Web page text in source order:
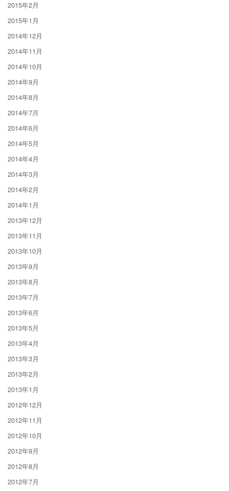
2015年2月
2015年1月
2014年12月
2014年11月
2014年10月
2014年9月
2014年8月
2014年7月
2014年6月
2014年5月
2014年4月
2014年3月
2014年2月
2014年1月
2013年12月
2013年11月
2013年10月
2013年9月
2013年8月
2013年7月
2013年6月
2013年5月
2013年4月
2013年3月
2013年2月
2013年1月
2012年12月
2012年11月
2012年10月
2012年9月
2012年8月
2012年7月